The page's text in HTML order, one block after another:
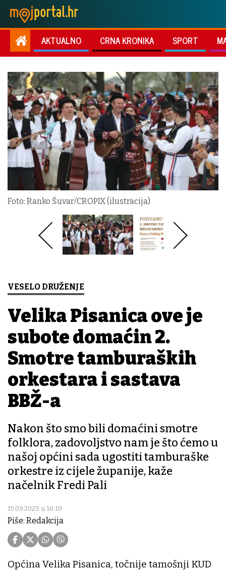
AKTUALNO CRNA KRONIKA SPORT
Foto: Ranko Šuvar/CROPIX (ilustracija)
VESELO DRUŽENJE
Velika Pisanica ove je
subote domaćin 2.
Smotre tamburaških
orkestara i sastava
BBŽ-a
Nakon što smo bili domaćini smotre
folklora, zadovoljstvo nam je što ćemo u
našoj općini sada ugostiti tamburaške
orkestre iz cijele županije, kaže
načelnik Fredi Pali
15.09.2023. u 16:10
Piše: Redakcija
Općina Velika Pisanica, točnije tamošnji KUD